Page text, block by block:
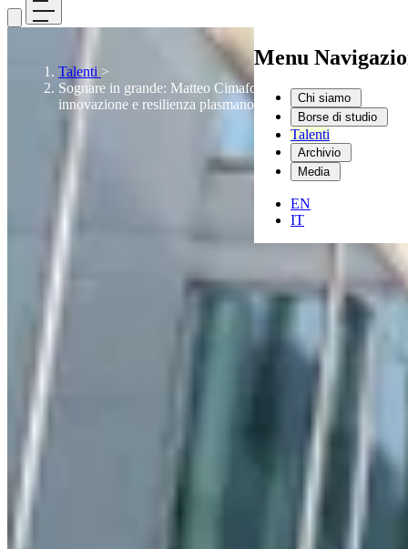
Menu
Chi siamo
Borse di studio
Talenti
Archivio
Media
EN
IT
Talenti >
Sognare in grande: Matteo Cimafonte su come
innovazione e resilienza plasmano il futuro